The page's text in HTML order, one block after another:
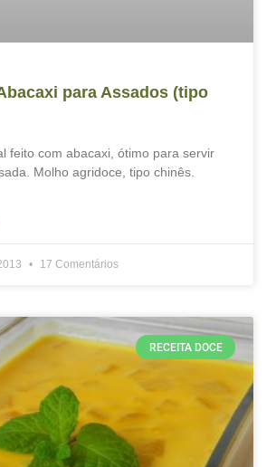
para Assados (tipo
feito com abacaxi, ótimo para servir
Molho agridoce, tipo chinês.
17 Comentários
RECEITA DOCE